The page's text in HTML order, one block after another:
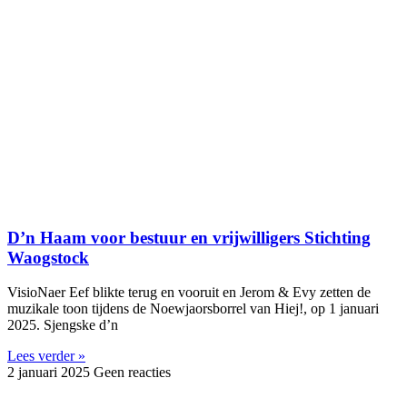
D’n Haam voor bestuur en vrijwilligers Stichting
Waogstock
VisioNaer Eef blikte terug en vooruit en Jerom & Evy zetten de
muzikale toon tijdens de Noewjaorsborrel van Hiej!, op 1 januari
2025. Sjengske d’n
Lees verder »
2 januari 2025 Geen reacties